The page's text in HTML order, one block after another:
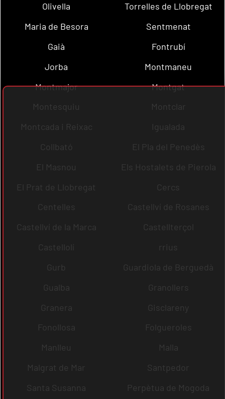
Olivella
Torrelles de Llobregat
Maria de Besora
Sentmenat
Gaià
Fontrubí
Jorba
Montmaneu
Montmajor
Montgat
Montesquiu
Montclar
Montcada i Reixac
Igualada
Collbató
El Pla del Penedès
El Masnou
Els Hostalets de Pierola
El Prat de Llobregat
Cercs
Centelles
Castellví de Rosanes
Castellví de la Marca
Castellterçol
Castellolí
rrius
Gurb
Guardiola de Berguedà
Gualba
Granollers
Granera
Gisclareny
Fonollosa
Folgueroles
Manlleu
Malla
Malgrat de Mar
Santpedor
Santa Susanna
Perpètua de Mogoda